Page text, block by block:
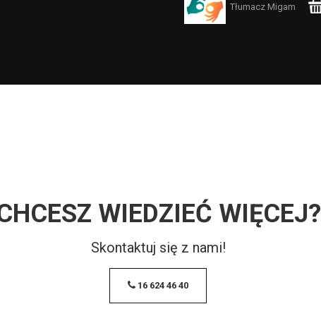
Tłumacz Migam
WIEDZIEĆ WIĘCEJ?
Skontaktuj się z nami!
16 624 46 40